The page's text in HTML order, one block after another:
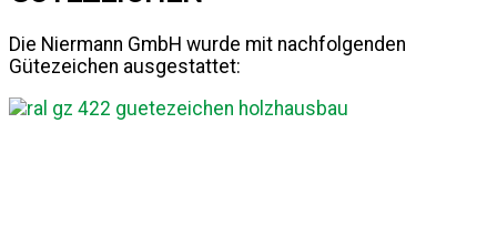
Die Niermann GmbH wurde mit nachfolgenden
Gütezeichen ausgestattet: